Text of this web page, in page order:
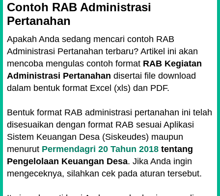
Contoh RAB Administrasi
Pertanahan
Apakah Anda sedang mencari contoh RAB
Administrasi Pertanahan terbaru? Artikel ini akan
mencoba mengulas contoh format RAB Kegiatan
Administrasi Pertanahan disertai file download
dalam bentuk format Excel (xls) dan PDF.
Bentuk format RAB administrasi pertanahan ini telah
disesuaikan dengan format RAB sesuai Aplikasi
Sistem Keuangan Desa (Siskeudes) maupun
menurut Permendagri 20 Tahun 2018 tentang
Pengelolaan Keuangan Desa. Jika Anda ingin
mengeceknya, silahkan cek pada aturan tersebut.